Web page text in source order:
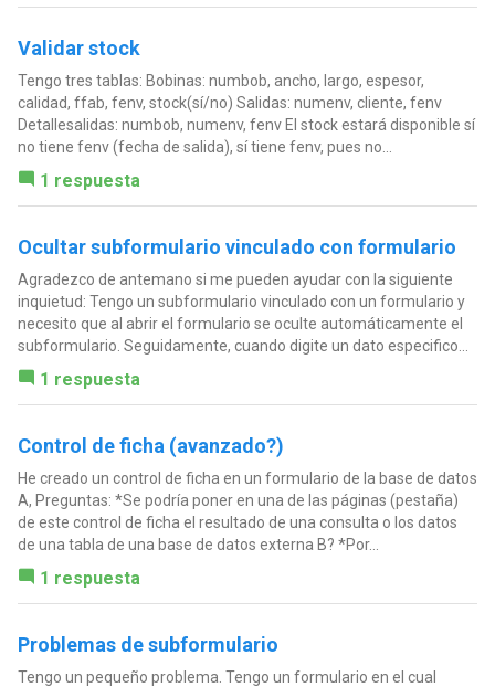
Validar stock
Tengo tres tablas: Bobinas: numbob, ancho, largo, espesor,
calidad, ffab, fenv, stock(sí/no) Salidas: numenv, cliente, fenv
Detallesalidas: numbob, numenv, fenv El stock estará disponible sí
no tiene fenv (fecha de salida), sí tiene fenv, pues no...
1 respuesta
Ocultar subformulario vinculado con formulario
Agradezco de antemano si me pueden ayudar con la siguiente
inquietud: Tengo un subformulario vinculado con un formulario y
necesito que al abrir el formulario se oculte automáticamente el
subformulario. Seguidamente, cuando digite un dato especifico...
1 respuesta
Control de ficha (avanzado?)
He creado un control de ficha en un formulario de la base de datos
A, Preguntas: *Se podría poner en una de las páginas (pestaña)
de este control de ficha el resultado de una consulta o los datos
de una tabla de una base de datos externa B? *Por...
1 respuesta
Problemas de subformulario
Tengo un pequeño problema. Tengo un formulario en el cual